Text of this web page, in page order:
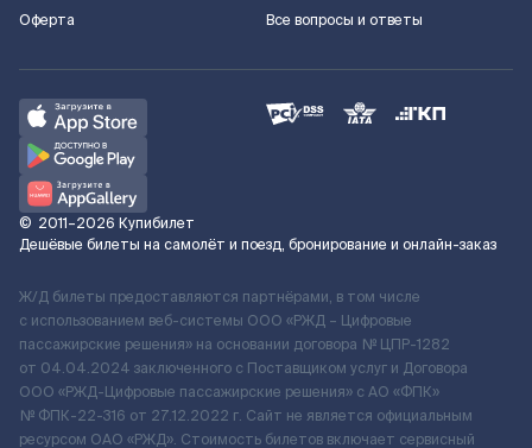
Оферта
Все вопросы и ответы
© 2011–2026 Купибилет
Дешёвые билеты на самолёт и поезд, бронирование и онлайн-заказ
Ж/Д билеты предоставляются партнёрами, в том числе
с использованием веб-системы ООО «РЖД – Цифровые
пассажирские решения» на основании договора № ЦПР-1282
от 04.04.2024 заключенного с Поставщиком услуг и Договора
ООО «РЖД-Цифровые пассажирские решения» c АО «ФПК»
№ ФПК-22-316 от 27.12.2022 г. Сайт не является официальным
ресурсом ОАО «РЖД». Стоимость билетов включает сервисный